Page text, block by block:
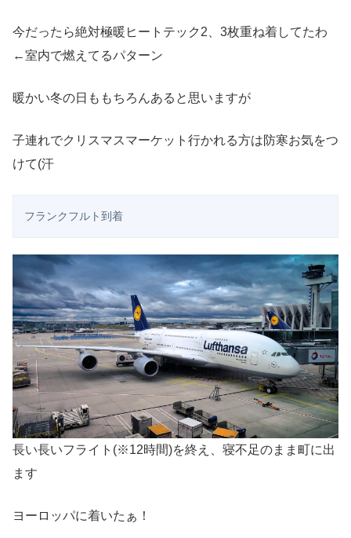
今だったら絶対極暖ヒートテック2、3枚重ね着してたわ
←室内で燃えてるパターン
暖かい冬の日ももちろんあると思いますが
子連れでクリスマスマーケット行かれる方は防寒お気をつ
けて(汗
フランクフルト到着
長い長いフライト(※12時間)を終え、寝不足のまま町に出
ます
ヨーロッパに着いたぁ！